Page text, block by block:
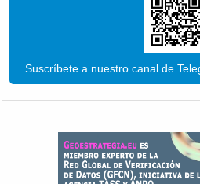
Suscríbete a nuestro canal de